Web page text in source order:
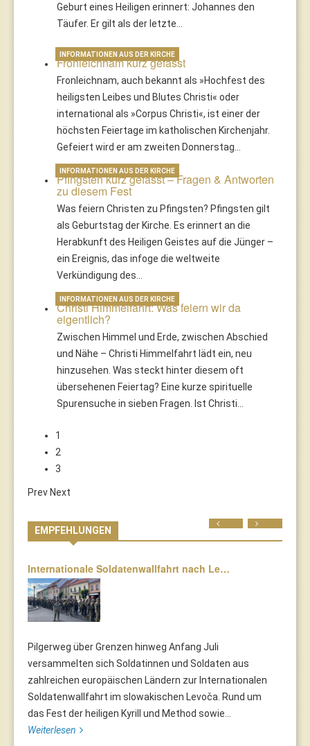
Geburt eines Heiligen erinnert: Johannes den
Täufer. Er gilt als der letzte…
Fronleichnam kurz gefasst
Fronleichnam, auch bekannt als »Hochfest des
heiligsten Leibes und Blutes Christi« oder
international als »Corpus Christi«, ist einer der
höchsten Feiertage im katholischen Kirchenjahr.
Gefeiert wird er am zweiten Donnerstag…
INFORMATIONEN AUS DER KIRCHE
Pfingsten kurz gefasst – Fragen & Antworten
zu diesem Fest
Was feiern Christen zu Pfingsten? Pfingsten gilt
als Geburtstag der Kirche. Es erinnert an die
Herabkunft des Heiligen Geistes auf die Jünger –
ein Ereignis, das infoge die weltweite
Verkündigung des…
INFORMATIONEN AUS DER KIRCHE
Christi Himmelfahrt: Was feiern wir da
eigentlich?
Zwischen Himmel und Erde, zwischen Abschied
und Nähe – Christi Himmelfahrt lädt ein, neu
hinzusehen. Was steckt hinter diesem oft
übersehenen Feiertag? Eine kurze spirituelle
Spurensuche in sieben Fragen. Ist Christi…
INFORMATIONEN AUS DER KIRCHE
1
2
3
Prev Next
EMPFEHLUNGEN
Internationale Soldatenwallfahrt nach Le…
Pilgerweg über Grenzen hinweg Anfang Juli
versammelten sich Soldatinnen und Soldaten aus
zahlreichen europäischen Ländern zur Internationalen
Soldatenwallfahrt im slowakischen Levoča. Rund um
das Fest der heiligen Kyrill und Method sowie...
Weiterlesen